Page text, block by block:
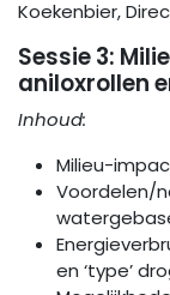
Koekenbier,
Sessie 3:
aniloxrollen
Inhoud:
Milieu-
Voordelen/
en ‘type’